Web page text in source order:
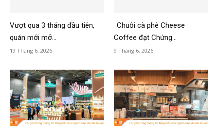
Vượt qua 3 tháng đầu tiên,
quán mới mở...
19 Tháng 6, 2026
Chuỗi cà phê Cheese
Coffee đạt Chứng...
9 Tháng 6, 2026